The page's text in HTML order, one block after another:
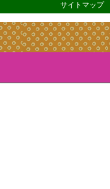
サイトマップ